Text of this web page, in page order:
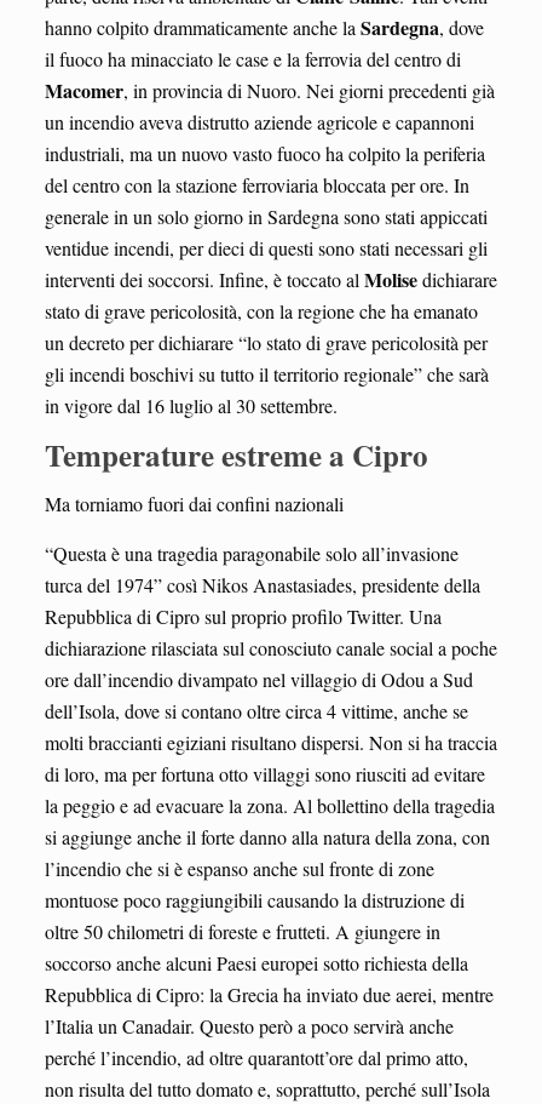
hanno colpito drammaticamente anche la Sardegna, dove
il fuoco ha minacciato le case e la ferrovia del centro di
Macomer, in provincia di Nuoro. Nei giorni precedenti già
un incendio aveva distrutto aziende agricole e capannoni
industriali, ma un nuovo vasto fuoco ha colpito la periferia
del centro con la stazione ferroviaria bloccata per ore. In
generale in un solo giorno in Sardegna sono stati appiccati
ventidue incendi, per dieci di questi sono stati necessari gli
interventi dei soccorsi. Infine, è toccato al Molisedichiarare
stato di grave pericolosità, con la regione che ha emanato
un decreto per dichiarare “lo stato di grave pericolosità per
gli incendi boschivi su tutto il territorio regionale” che sarà
in vigore dal 16 luglio al 30 settembre.
Temperature estreme a Cipro
Ma torniamo fuori dai confini nazionali
“Questa è una tragedia paragonabile solo all’invasione
turca del 1974” così Nikos Anastasiades, presidente della
Repubblica di Cipro sul proprio profilo Twitter. Una
dichiarazione rilasciata sul conosciuto canale social a poche
ore dall’incendio divampato nel villaggio di Odou a Sud
dell’Isola, dove si contano oltre circa 4 vittime, anche se
molti braccianti egiziani risultano dispersi. Non si ha traccia
di loro, ma per fortuna otto villaggi sono riusciti ad evitare
la peggio e ad evacuare la zona. Al bollettino della tragedia
si aggiunge anche il forte danno alla natura della zona, con
l’incendio che si è espanso anche sul fronte di zone
montuose poco raggiungibili causando la distruzione di
oltre 50 chilometri di foreste e frutteti. A giungere in
soccorso anche alcuni Paesi europei sotto richiesta della
Repubblica di Cipro: la Grecia ha inviato due aerei, mentre
l’Italia un Canadair. Questo però a poco servirà anche
perché l’incendio, ad oltre quarantott’ore dal primo atto,
non risulta del tutto domato e, soprattutto, perché sull’Isola